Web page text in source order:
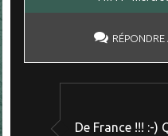
De France !!! :-)